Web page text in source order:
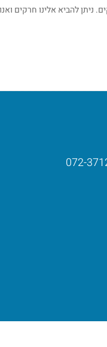
ניתן להביא אלינו חרקים